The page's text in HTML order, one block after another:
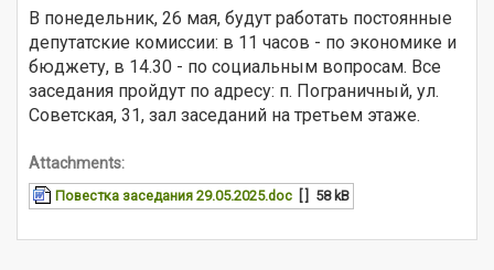
В понедельник, 26 мая, будут работать постоянные
депутатские комиссии: в 11 часов - по экономике и
бюджету, в 14.30 - по социальным вопросам. Все
заседания пройдут по адресу: п. Пограничный, ул.
Советская, 31, зал заседаний на третьем этаже.
Attachments:
Повестка заседания 29.05.2025.doc 58 kB